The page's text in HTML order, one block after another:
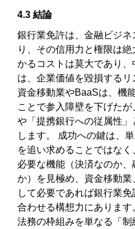
4.3 結論
銀行業免許は、金融ビジ
り、その信用力と権限は
かるコストは莫大であり
は、企業価値を毀損するリ
資金移動業やBaaSは、機
ことで参入障壁を下げたが
や「提携銀行への従属性
します。 成功への鍵は、
を追い求めることではな
必要な機能（決済なのか
か）を見極め、資金移動
して必要であれば銀行業
合わせる構想力にありま
法務の枠組みを単なる「制